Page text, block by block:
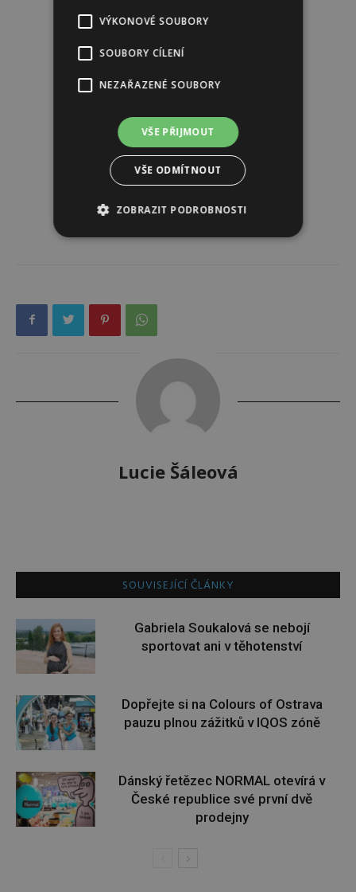
Lucie Šáleová
SOUVISEJÍCÍ ČLÁNKY
Gabriela Soukalová se nebojí
sportovat ani v těhotenství
Dopřejte si na Colours of Ostrava
pauzu plnou zážitků v IQOS zóně
Dánský řetězec NORMAL otevírá v
České republice své první dvě
prodejny
VÝKONOVÉ SOUBORY
SOUBORY CÍLENÍ
NEZAŘAZENÉ SOUBORY
VŠE PŘIJMOUT
VŠE ODMÍTNOUT
ZOBRAZIT PODROBNOSTI